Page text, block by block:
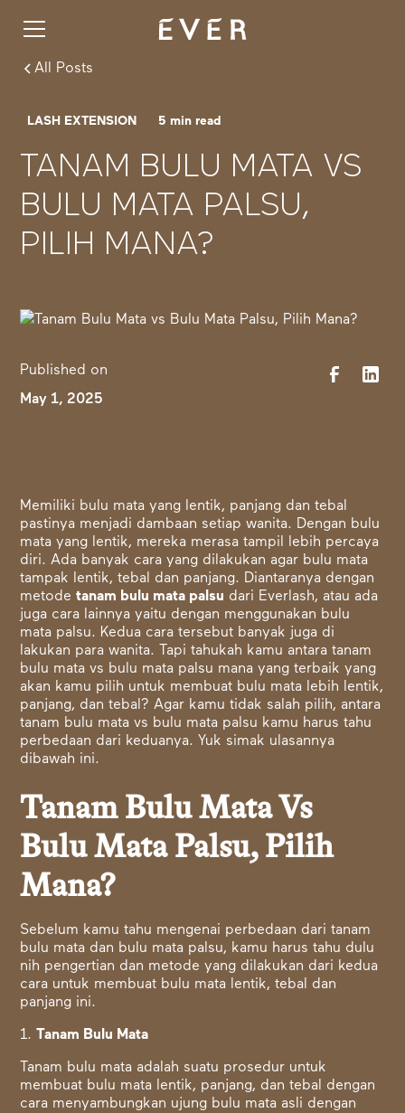
All Posts
LASH EXTENSION 5 min read
TANAM BULU MATA VS
BULU MATA PALSU,
PILIH MANA?
Published on
May 1, 2025
Memiliki bulu mata yang lentik, panjang dan tebal
pastinya menjadi dambaan setiap wanita. Dengan bulu
mata yang lentik, mereka merasa tampil lebih percaya
diri. Ada banyak cara yang dilakukan agar bulu mata
tampak lentik, tebal dan panjang. Diantaranya dengan
metodetanam bulu mata palsu dari Everlash, atau ada
juga cara lainnya yaitu dengan menggunakan bulu
mata palsu. Kedua cara tersebut banyak juga di
lakukan para wanita. Tapi tahukah kamu antara tanam
bulu mata vs bulu mata palsu mana yang terbaik yang
akan kamu pilih untuk membuat bulu mata lebih lentik,
panjang, dan tebal? Agar kamu tidak salah pilih, antara
tanam bulu mata vs bulu mata palsu kamu harus tahu
perbedaan dari keduanya. Yuk simak ulasannya
dibawah ini.
Tanam Bulu Mata Vs
Bulu Mata Palsu, Pilih
Mana?
Sebelum kamu tahu mengenai perbedaan dari tanam
bulu mata dan bulu mata palsu, kamu harus tahu dulu
nih pengertian dan metode yang dilakukan dari kedua
cara untuk membuat bulu mata lentik, tebal dan
panjang ini.
1. Tanam Bulu Mata
Tanam bulu mata adalah suatu prosedur untuk
membuat bulu mata lentik, panjang, dan tebal dengan
cara menyambungkan ujung bulu mata asli dengan